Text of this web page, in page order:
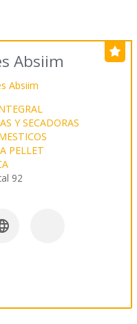
Absiim
Y SECADORAS
PELLET
92